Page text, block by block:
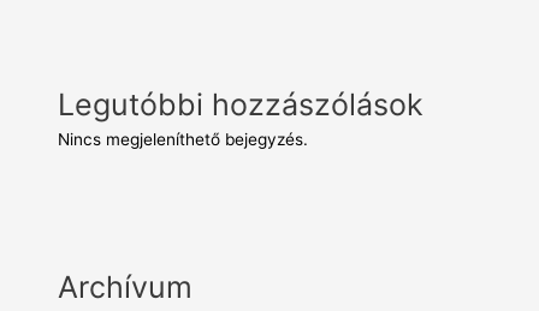
Legutóbbi hozzászólások
Nincs megjeleníthető bejegyzés.
Archívum